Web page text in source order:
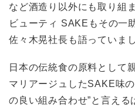
など酒造り以外にも取り組
ビューティ SAKEもその一
佐々木晃社長も語っていまし
日本の伝統食の原料として
マリアージュしたSAKE味
の良い組み合わせ”と言える